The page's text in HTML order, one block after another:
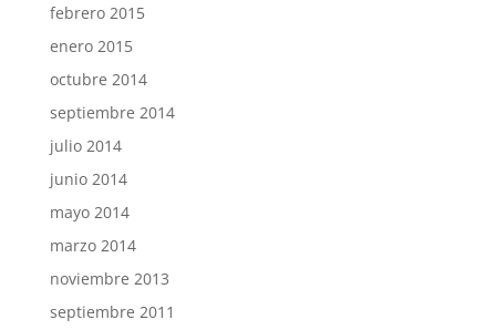
febrero 2015
enero 2015
octubre 2014
septiembre 2014
julio 2014
junio 2014
mayo 2014
marzo 2014
noviembre 2013
septiembre 2011